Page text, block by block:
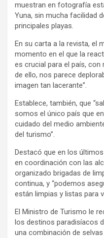
muestran en fotografía
Yuna, sin mucha facilidad
principales playas.
En su carta a la revista, el
momento en el que la
es crucial para el país,
de ello, nos parece
imagen tan lacerante”.
Establece, también, que
somos el único país que
cuidado del medio
del turismo”.
Destacó que en los
en coordinación con las
organizado brigadas de
continua, y “podemos
están limpias y listas para
El Ministro de Turismo le
los destinos paradisíacos
una combinación de